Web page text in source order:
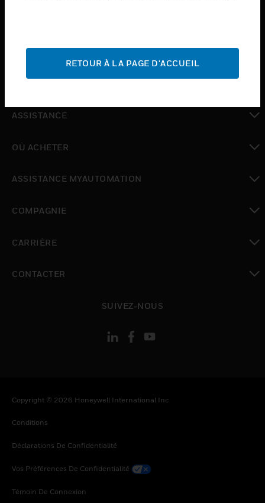
SERVICES
toggle view
toggle view
ASSISTANCE
OÙ ACHETER
ASSISTANCE MYAUTOMATION
COMPAGNIE
CARRIÈRE
CONTACTER
SUIVEZ-NOUS
Copyright © 2026 Honeywell International Inc
Conditions
Déclarations De Confidentialité
Vos Préférences De Confidentialité
Témoin De Connexion
RETOUR À LA PAGE D'ACCUEIL